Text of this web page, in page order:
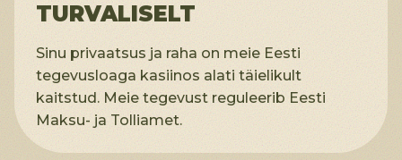
TURVALISELT
Sinu privaatsus ja raha on meie Eesti
tegevusloaga kasiinos alati täielikult
kaitstud. Meie tegevust reguleerib Eesti
Maksu- ja Tolliamet.